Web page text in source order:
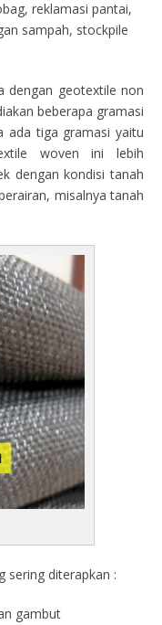
reklamasi pantai,
sampah, stockpile
dengan geotextile non
beberapa gramasi
ada tiga gramasi yaitu
woven ini lebih
dengan kondisi tanah
misalnya tanah
sering diterapkan :
gambut